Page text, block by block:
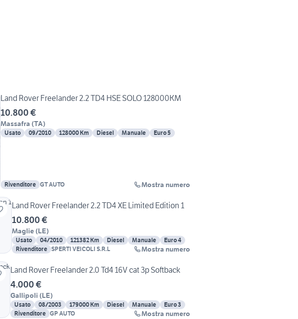
Land Rover Freelander 2.2 TD4 HSE SOLO 128000KM
10.800 €
Massafra (TA)
Usato 09/2010 128000 Km Diesel Manuale Euro 5
Rivenditore GT AUTO Mostra numero
Land Rover Freelander 2.2 TD4 XE Limited Edition 1
10.800 €
Maglie (LE)
Usato 04/2010 121382 Km Diesel Manuale
Euro 4
Rivenditore SPERTI VEICOLI S.R.L Mostra numero
Land Rover Freelander 2.0 Td4 16V cat 3p Softback
4.000 €
Gallipoli (LE)
Usato 08/2003 179000 Km Diesel Manuale
Euro 3
Rivenditore GP AUTO Mostra numero